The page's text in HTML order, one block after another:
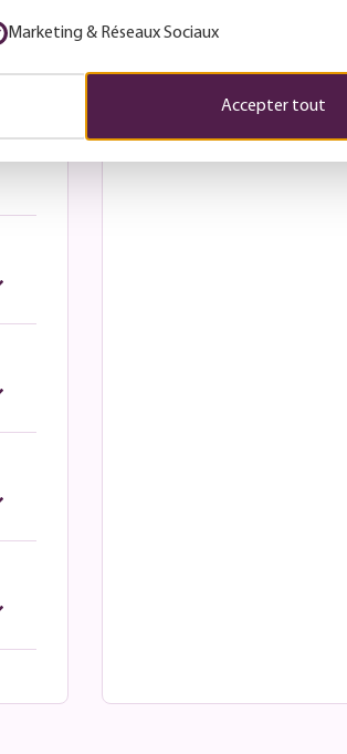
Marketing & Réseaux Sociaux
Accepter tout